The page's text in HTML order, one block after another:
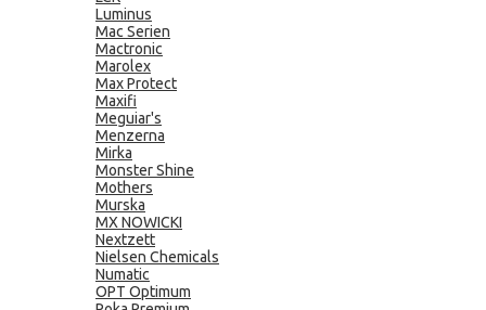
Luminus
Mac Serien
Mactronic
Marolex
Max Protect
Maxifi
Meguiar's
Menzerna
Mirka
Monster Shine
Mothers
Murska
MX NOWICKI
Nextzett
Nielsen Chemicals
Numatic
OPT Optimum